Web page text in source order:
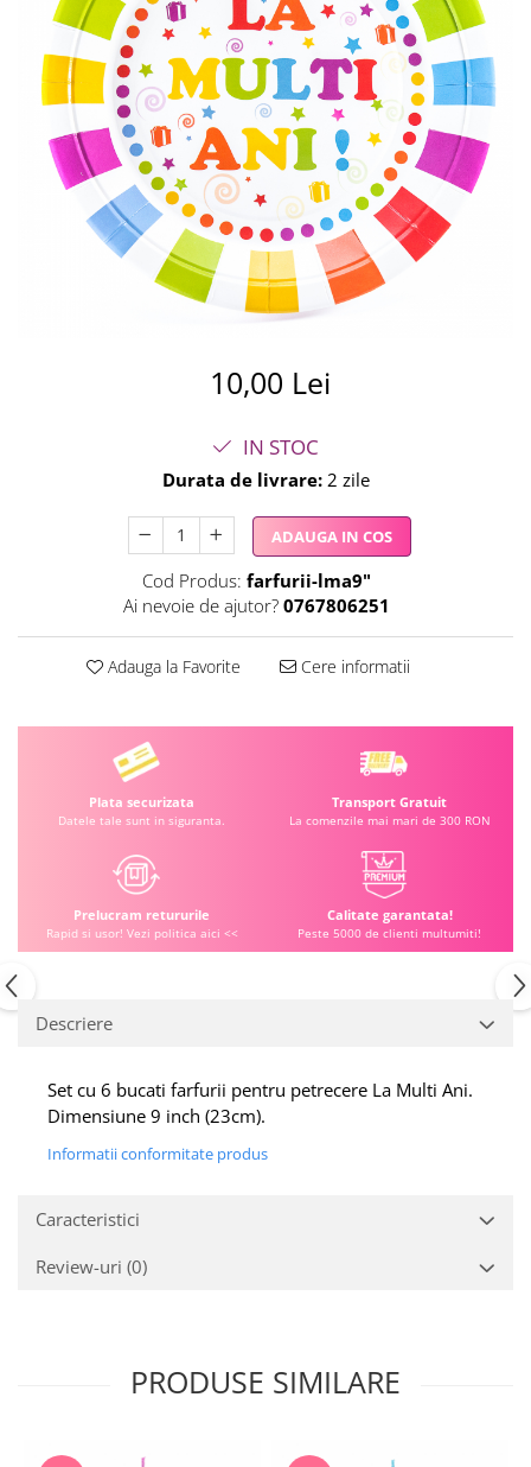
Unicorni si Curcubee
Baloane metalice
Baloane retro
Baloane litere
Baloane personalizate
Kituri baloane
10,00 Lei
IN STOC
Durata de livrare:2 zile
ADAUGA IN COS
Cod Produs: farfurii-lma9"
Ai nevoie de ajutor? 0767806251
Adauga la Favorite Cere informatii
Plata securizata
Datele tale sunt in siguranta.
Transport Gratuit
La comenzile mai mari de 300 RON
Prelucram retururile
Rapid si usor! Vezi politica aici <<
Calitate garantata!
Peste 5000 de clienti multumiti!
Descriere
Set cu 6 bucati farfurii pentru petrecere La Multi Ani.
Dimensiune 9 inch (23cm).
Informatii conformitate produs
Caracteristici
Review-uri (0)
PRODUSE SIMILARE